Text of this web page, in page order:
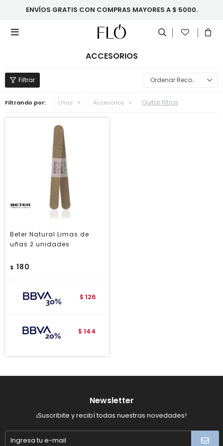
ENVÍOS GRATIS CON COMPRAS MAYORES A $ 5000.

ACCESORIOS
Recomendados
Filtrando por: Uñas Accesorios Quitar filtros
Beter Natural Limas de
uñas 2 unidades
$ 180
$ 126
$ 144
Newsletter
¡Suscribite y recibí todas nuestras novedades!